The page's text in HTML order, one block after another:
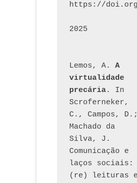
https://doi.org/
2025
Lemos, A. A
virtualidade
precária. In
Scroferneker,
C., Campos, D.;
Machado da
Silva, J.
Comunicação e
laços sociais:
(re) leituras e